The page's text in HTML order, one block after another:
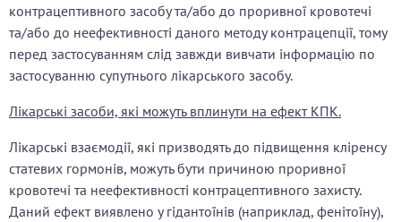
контрацептивного засобу та/або до проривної кровотечі
та/або до неефективності даного методу контрацепції, тому
перед застосуванням слід завжди вивчати інформацію по
застосуванню супутнього лікарського засобу.
Лікарські засоби, які можуть вплинути на ефект КПК.
Лікарські взаємодії, які призводять до підвищення кліренсу
статевих гормонів, можуть бути причиною проривної
кровотечі та неефективності контрацептивного захисту.
Даний ефект виявлено у гідантоїнів (наприклад, фенітоїну),